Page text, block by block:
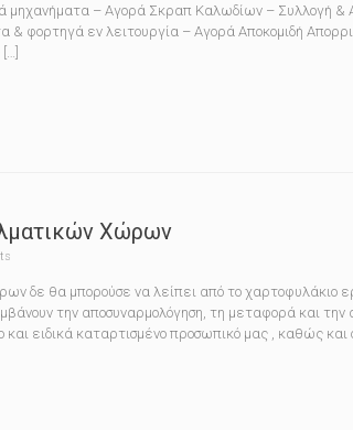
μηχανήματα – Αγορά Σκραπ Καλωδίων – Συλλογή
φορτηγά εν λειτουργία – Αγορά Αποκομιδή
Χώρων
δε θα μπορούσε να λείπει από το χαρτοφυλάκιο
την αποσυναρμολόγηση, τη μεταφορά και
ειδικά καταρτισμένο προσωπικό μας , καθώς και